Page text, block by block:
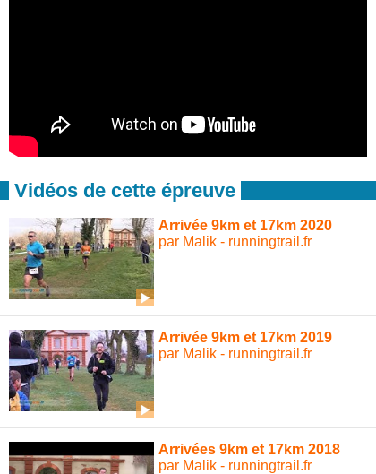
Vidéos de cette épreuve
Arrivée 9km et 17km 2020
par Malik - runningtrail.fr
Arrivée 9km et 17km 2019
par Malik - runningtrail.fr
Arrivées 9km et 17km 2018
par Malik - runningtrail.fr